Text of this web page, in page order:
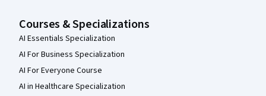
Courses & Specializations
AI Essentials Specialization
AI For Business Specialization
AI For Everyone Course
AI in Healthcare Specialization